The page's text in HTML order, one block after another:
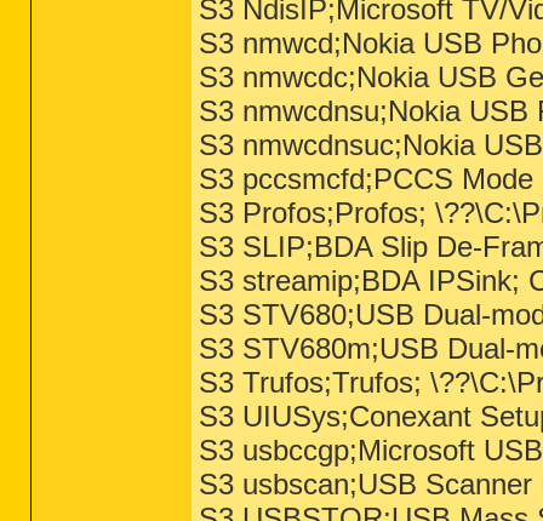
S3 NdisIP;Microsoft TV/
S3 nmwcd;Nokia USB
S3 nmwcdc;Nokia USB
S3 nmwcdnsu;Nokia
S3 nmwcdnsuc;Nokia
S3 pccsmcfd;PCCS
S3 Profos;Profos;
S3 SLIP;BDA Slip De-
S3 streamip;BDA IPSink;
S3 STV680;USB Dual-
S3 STV680m;USB Dual-
S3 Trufos;Trufos;
S3 UIUSys;Conexant
S3 usbccgp;Microsoft
S3 usbscan;USB